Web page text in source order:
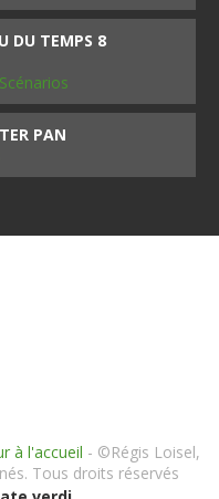
DU TEMPS 8
PAN
à l'accueil - ©Régis Loisel,
Tous droits réservés